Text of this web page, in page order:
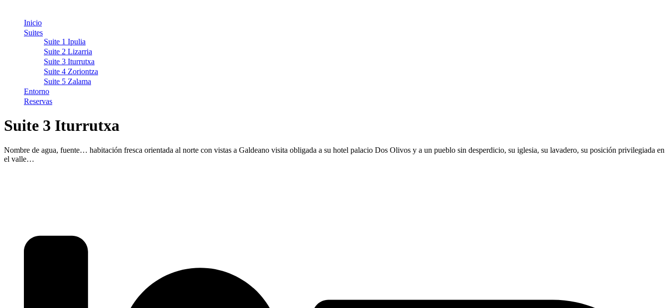
Inicio
Suites
Suite 1 Ipulia
Suite 2 Lizarria
Suite 3 Iturrutxa
Suite 4 Zoriontza
Suite 5 Zalama
Entorno
Reservas
Suite 3 Iturrutxa
Nombre de agua, fuente… habitación fresca orientada al norte con vistas a Galdeano visita obligada a su hotel palacio Dos Olivos y a un pueblo sin desperdicio, su iglesia, su lavadero, su posición privilegiada en
el valle…